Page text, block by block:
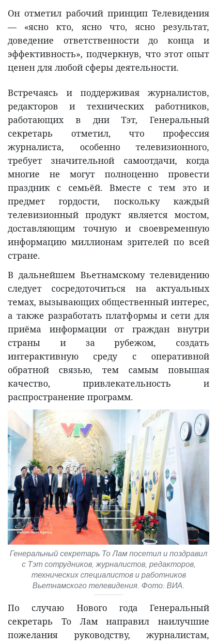
Он отметил рабочий принцип Телевидения
— «ясно кто, ясно что, ясно результат,
доведение ответственности до конца и
эффективность», подчеркнув, что этот опыт
ценен для любой сферы деятельности.
Встречаясь и поддерживая журналистов,
редакторов и технических работников,
работающих в дни Тэт, Генеральный
секретарь отметил, что профессия
журналиста, особенно телевизионного,
требует значительной самоотдачи, когда
многие не могут полноценно провести
праздник с семьёй. Вместе с тем это и
предмет гордости, поскольку каждый
телевизионный продукт является мостом,
доставляющим точную и своевременную
информацию миллионам зрителей по всей
стране.
В дальнейшем Вьетнамскому телевидению
следует сосредоточиться на актуальных
темах, вызывающих общественный интерес,
а также разработать платформы и сети для
приёма информации от граждан внутри
страны и за рубежом, создать
интерактивную среду с оперативной
обратной связью, тем самым повышая
качество, привлекательность и
распространение программ.
Генеральный секретарь То Лам посетил и поздравил
с Тэт сотрудников, журналистов, редакторов,
технических специалистов и работников
Вьетнамского телевидения. Фото: ВИА.
По случаю Нового года Генеральный
секретарь То Лам направил наилучшие
пожелания руководству, журналистам,